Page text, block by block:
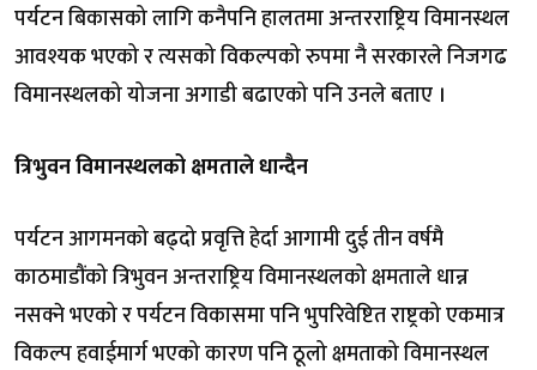
पर्यटन बिकासको लागि कनैपनि हालतमा अन्तरराष्ट्रिय विमानस्थल
आवश्यक भएको र त्यसको विकल्पको रुपमा नै सरकारले निजगढ
विमानस्थलको योजना अगाडी बढाएको पनि उनले बताए ।
त्रिभुवन विमानस्थलको क्षमताले धान्दैन
पर्यटन आगमनको बढ्दो प्रवृत्ति हेर्दा आगामी दुई तीन वर्षमै
काठमाडौंको त्रिभुवन अन्तराष्ट्रिय विमानस्थलको क्षमताले धान्न
नसक्ने भएको र पर्यटन विकासमा पनि भुपरिवेष्टित राष्ट्रको एकमात्र
विकल्प हवाईमार्ग भएको कारण पनि ठूलो क्षमताको विमानस्थल